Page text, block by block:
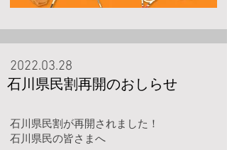
2022.03.28
石川県民割再開のおしらせ
石川県民割が再開されました！
石川県民の皆さまへ